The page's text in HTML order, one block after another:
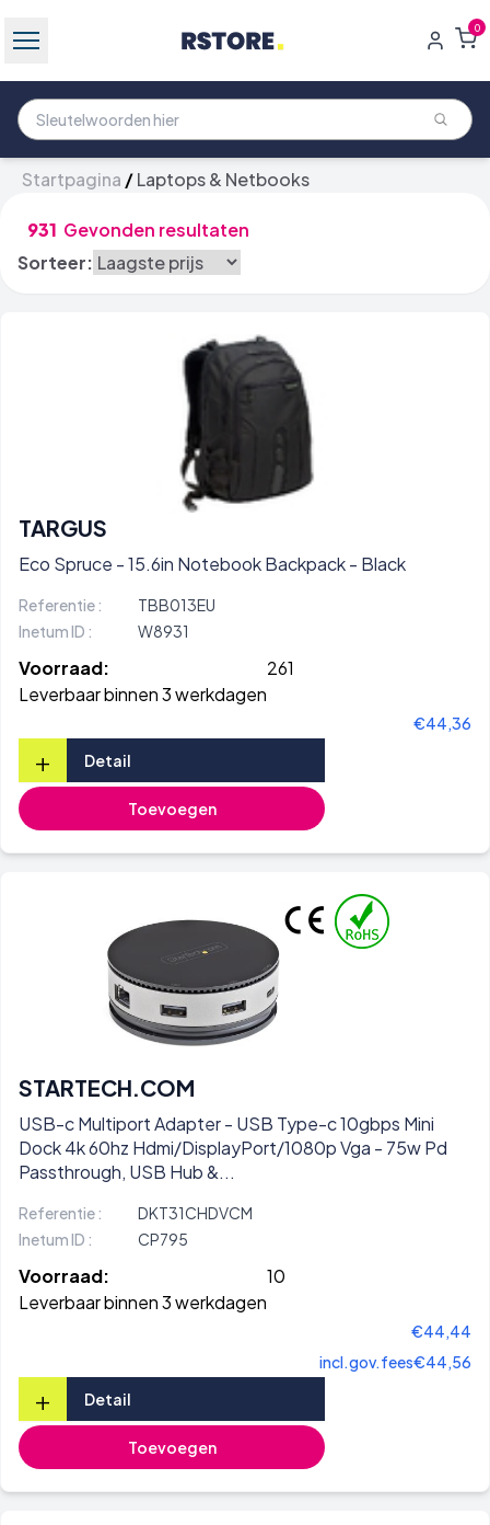
0
Startpagina /Laptops & Netbooks
931 Gevonden resultaten
Sorteer:
TARGUS
Eco Spruce - 15.6in Notebook Backpack - Black
Referentie :
TBB013EU
Inetum ID :
W8931
Voorraad:
261
Leverbaar binnen 3 werkdagen
€44,36
+ Detail
Toevoegen
STARTECH.COM
USB-c Multiport Adapter - USB Type-c 10gbps Mini
Dock 4k 60hz Hdmi/DisplayPort/1080p Vga - 75w Pd
Passthrough, USB Hub &...
Referentie :
DKT31CHDVCM
Inetum ID :
CP795
Voorraad:
10
Leverbaar binnen 3 werkdagen
€44,44
incl.gov.fees€44,56
+ Detail
Toevoegen